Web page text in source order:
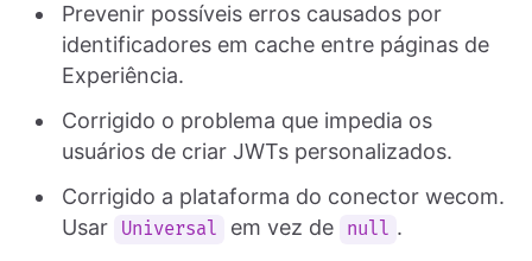
Prevenir possíveis erros causados por
identificadores em cache entre páginas de
Experiência.
Corrigido o problema que impedia os
usuários de criar JWTs personalizados.
Corrigido a plataforma do conector wecom.
Usar
Universal em vez de null .